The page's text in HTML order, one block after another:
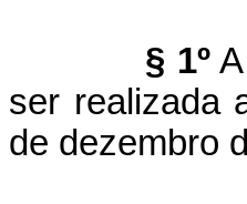
§ 1ºA
ser realizada
de dezembro